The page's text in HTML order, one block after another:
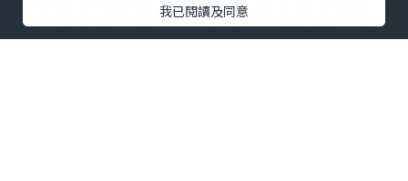
醫療通脹持續高企，根據國際風險管理顧
問公司Willis Tower Watson的數據，香
我已閱讀及同意